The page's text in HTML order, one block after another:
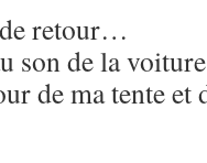
retour…
son de la
de ma tente et